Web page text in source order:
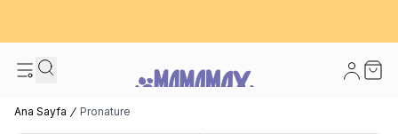
Hesabım
Ana Sayfa Pronature